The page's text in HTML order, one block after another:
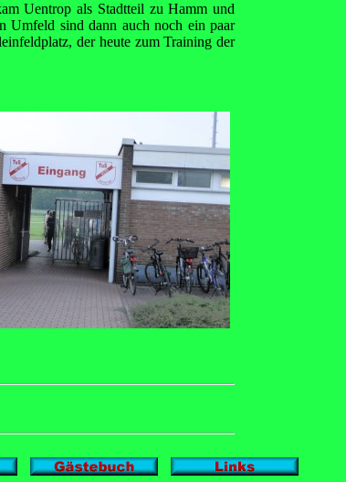
Uentrop als Stadtteil zu Hamm und
Umfeld sind dann auch noch ein paar
der heute zum Training der